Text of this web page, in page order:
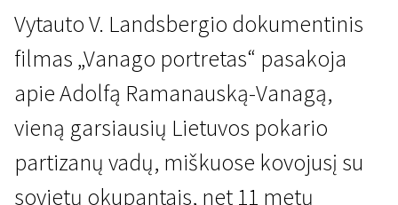
Vytauto V. Landsbergio dokumentinis
filmas „Vanago portretas“ pasakoja
apie Adolfą Ramanauską-Vanagą,
vieną garsiausių Lietuvos pokario
partizanų vadų, miškuose kovojusį su
sovietų okupantais, net 11 metų